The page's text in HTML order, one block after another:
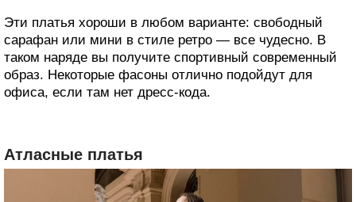
Эти платья хороши в любом варианте: свободный
сарафан или мини в стиле ретро — все чудесно. В
таком наряде вы получите спортивный современный
образ. Некоторые фасоны отлично подойдут для
офиса, если там нет дресс-кода.
Атласные платья